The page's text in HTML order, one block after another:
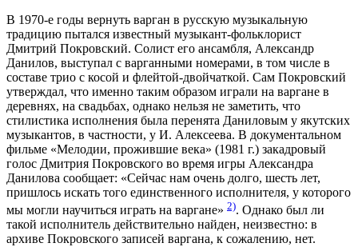
В 1970-е годы вернуть варган в русскую музыкальную
традицию пытался известный музыкант-фольклорист
Дмитрий Покровский. Солист его ансамбля, Александр
Данилов, выступал с варганными номерами, в том числе в
составе трио с косой и флейтой-двойчаткой. Сам Покровский
утверждал, что именно таким образом играли на варгане в
деревнях, на свадьбах, однако нельзя не заметить, что
стилистика исполнения была перенята Даниловым у якутских
музыкантов, в частности, у И. Алексеева. В документальном
фильме «Мелодии, прожившие века» (1981 г.) закадровый
голос Дмитрия Покровского во время игры Александра
Данилова сообщает: «Сейчас нам очень долго, шесть лет,
пришлось искать того единственного исполнителя, у которого
мы могли научиться играть на варгане» 2). Однако был ли
такой исполнитель действительно найден, неизвестно: в
архиве Покровского записей варгана, к сожалению, нет.